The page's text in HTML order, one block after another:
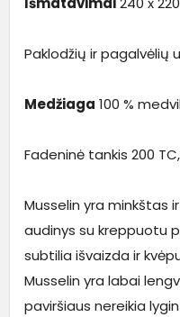
Paklodžių ir pagalvėlių
Medžiaga 100 %
Fadeninė tankis 200
Musselin yra minkštas
audinys su kreppuotu
subtilia išvaizda ir
Musselin yra labai
paviršiaus nereikia